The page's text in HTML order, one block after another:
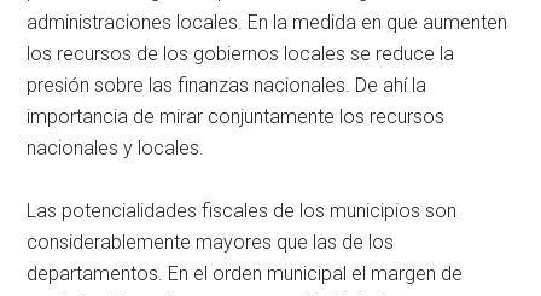
administraciones locales. En la medida en que aumenten
los recursos de los gobiernos locales se reduce la
presión sobre las finanzas nacionales. De ahí la
importancia de mirar conjuntamente los recursos
nacionales y locales.
Las potencialidades fiscales de los municipios son
considerablemente mayores que las de los
departamentos. En el orden municipal el margen de